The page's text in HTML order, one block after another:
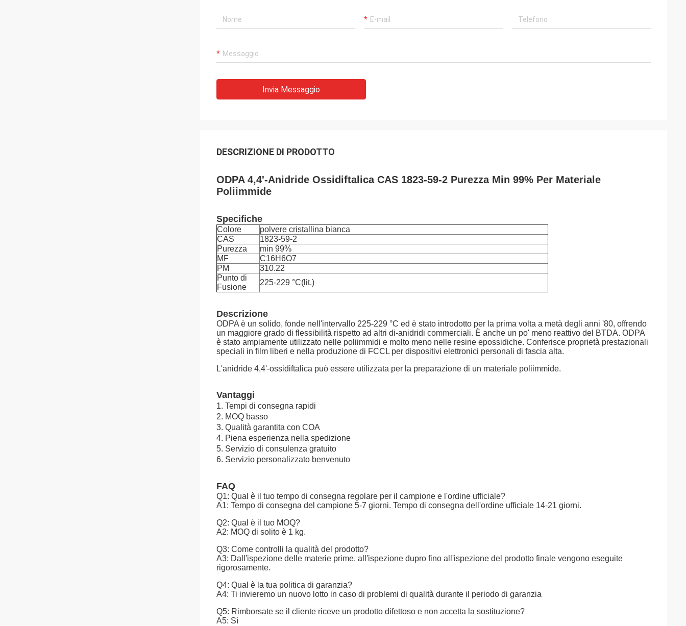
Invia Messaggio
DESCRIZIONE DI PRODOTTO
ODPA 4,4'-Anidride Ossidiftalica CAS 1823-59-2 Purezza Min 99% Per Materiale
Poliimmide
Specifiche
Colore
polvere cristallina bianca
CAS
1823-59-2
Purezza
min 99%
MF
C16H6O7
PM
310.22
Punto di
Fusione
225-229 °C(lit.)
Descrizione
ODPA è un solido, fonde nell'intervallo 225-229 °C ed è stato introdotto per la prima volta a metà degli anni '80, offrendo
un maggiore grado di flessibilità rispetto ad altri di-anidridi commerciali. È anche un po' meno reattivo del BTDA. ODPA
è stato ampiamente utilizzato nelle poliimmidi e molto meno nelle resine epossidiche. Conferisce proprietà prestazionali
speciali in film liberi e nella produzione di FCCL per dispositivi elettronici personali di fascia alta.
L'anidride 4,4'-ossidiftalica può essere utilizzata per la preparazione di un materiale poliimmide.
Vantaggi
1. Tempi di consegna rapidi
2. MOQ basso
3. Qualità garantita con COA
4. Piena esperienza nella spedizione
5. Servizio di consulenza gratuito
6. Servizio personalizzato benvenuto
FAQ
Q1: Qual è il tuo tempo di consegna regolare per il campione e l'ordine ufficiale?
A1: Tempo di consegna del campione 5-7 giorni. Tempo di consegna dell'ordine ufficiale 14-21 giorni.
Q2: Qual è il tuo MOQ?
A2: MOQ di solito è 1 kg.
Q3: Come controlli la qualità del prodotto?
A3: Dall'ispezione delle materie prime, all'ispezione dupro fino all'ispezione del prodotto finale vengono eseguite
rigorosamente.
Q4: Qual è la tua politica di garanzia?
A4: Ti invieremo un nuovo lotto in caso di problemi di qualità durante il periodo di garanzia
Q5: Rimborsate se il cliente riceve un prodotto difettoso e non accetta la sostituzione?
A5: Sì